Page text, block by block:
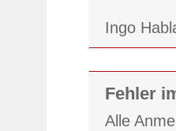
Ingo
Fehler
Alle